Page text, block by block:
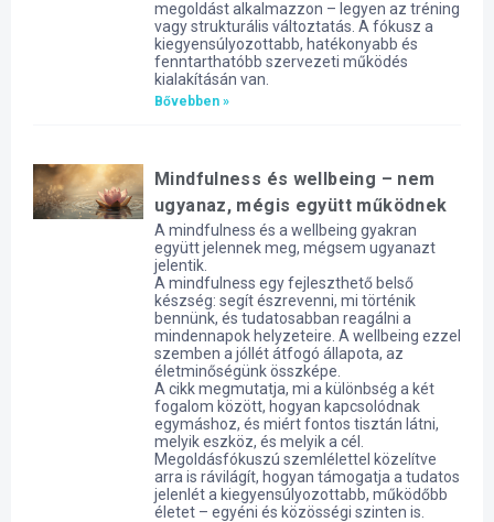
megoldást alkalmazzon – legyen az tréning
vagy strukturális változtatás. A fókusz a
kiegyensúlyozottabb, hatékonyabb és
fenntarthatóbb szervezeti működés
kialakításán van.
Bővebben »
Mindfulness és wellbeing – nem
ugyanaz, mégis együtt működnek
A mindfulness és a wellbeing gyakran
együtt jelennek meg, mégsem ugyanazt
jelentik.
A mindfulness egy fejleszthető belső
készség: segít észrevenni, mi történik
bennünk, és tudatosabban reagálni a
mindennapok helyzeteire. A wellbeing ezzel
szemben a jóllét átfogó állapota, az
életminőségünk összképe.
A cikk megmutatja, mi a különbség a két
fogalom között, hogyan kapcsolódnak
egymáshoz, és miért fontos tisztán látni,
melyik eszköz, és melyik a cél.
Megoldásfókuszú szemlélettel közelítve
arra is rávilágít, hogyan támogatja a tudatos
jelenlét a kiegyensúlyozottabb, működőbb
életet – egyéni és közösségi szinten is.